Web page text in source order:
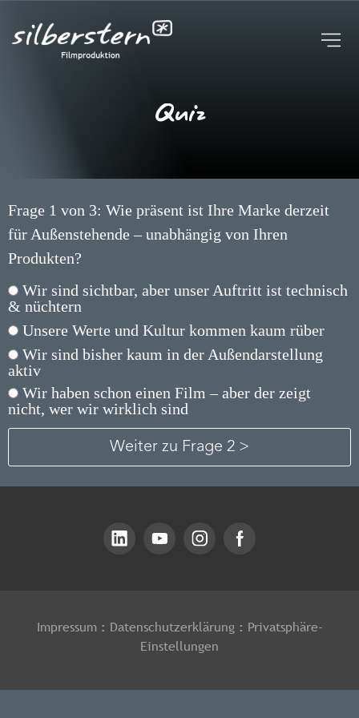
STUDIO | KAMERAROBOTER
BLOG
Quiz
Frage 1 von 3: Wie präsent ist Ihre Marke derzeit
für Außenstehende – unabhängig von Ihren
Produkten?
Wir sind sichtbar, aber unser Auftritt ist technisch
& nüchtern
Unsere Werte und Kultur kommen kaum rüber
Wir sind bisher kaum in der Außendarstellung
aktiv
Wir haben schon einen Film – aber der zeigt
nicht, wer wir wirklich sind
Impressum : Datenschutzerklärung : Privatsphäre-
Einstellungen